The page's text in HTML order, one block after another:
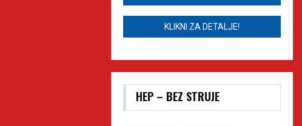
KLIKNI ZA DETALJE!
HEP – BEZ STRUJE